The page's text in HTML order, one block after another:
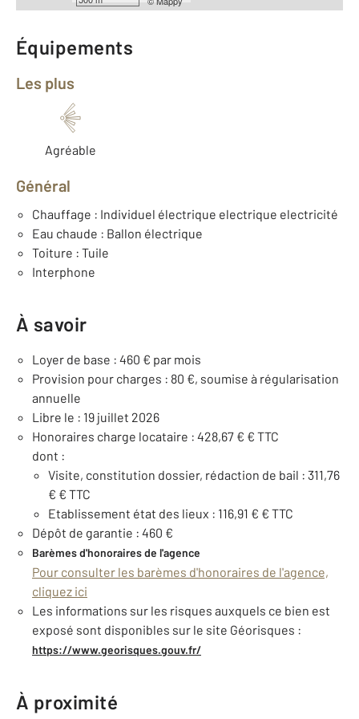
Équipements
Les plus
Agréable
Général
Chauffage : Individuel électrique electrique electricité
Eau chaude : Ballon électrique
Toiture : Tuile
Interphone
À savoir
Loyer de base : 460 € par mois
Provision pour charges : 80 €, soumise à régularisation
annuelle
Libre le : 19 juillet 2026
Honoraires charge locataire : 428,67 € € TTC
dont :
Visite, constitution dossier, rédaction de bail : 311,76
€ € TTC
Etablissement état des lieux : 116,91 € € TTC
Dépôt de garantie : 460 €
Barèmes d'honoraires de l'agence
Pour consulter les barèmes d'honoraires de l'agence,
cliquez ici
Les informations sur les risques auxquels ce bien est
exposé sont disponibles sur le site Géorisques :
https://www.georisques.gouv.fr/
À proximité